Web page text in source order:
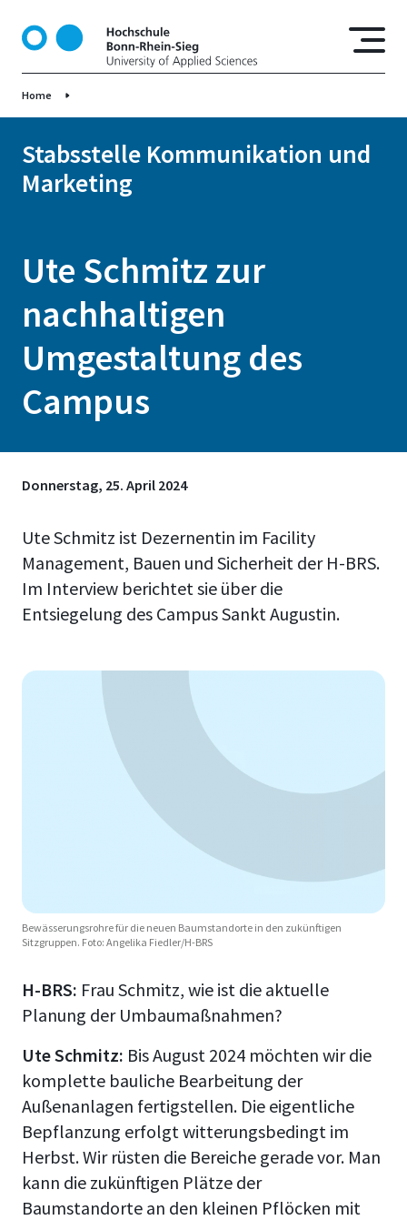
t
Home
Stabsstelle Kommunikation und
Marketing
Ute Schmitz zur
nachhaltigen
Umgestaltung des
Campus
Donnerstag, 25. April 2024
Ute Schmitz ist Dezernentin im Facility
Management, Bauen und Sicherheit der H-BRS.
Im Interview berichtet sie über die
Entsiegelung des Campus Sankt Augustin.
Bewässerungsrohre für die neuen Baumstandorte in den zukünftigen
Sitzgruppen. Foto: Angelika Fiedler/H-BRS
H-BRS: Frau Schmitz, wie ist die aktuelle
Planung der Umbaumaßnahmen?
Ute Schmitz: Bis August 2024 möchten wir die
komplette bauliche Bearbeitung der
Außenanlagen fertigstellen. Die eigentliche
Bepflanzung erfolgt witterungsbedingt im
Herbst. Wir rüsten die Bereiche gerade vor. Man
kann die zukünftigen Plätze der
Baumstandorte an den kleinen Pflöcken mit